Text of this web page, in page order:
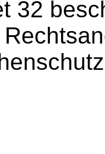
32